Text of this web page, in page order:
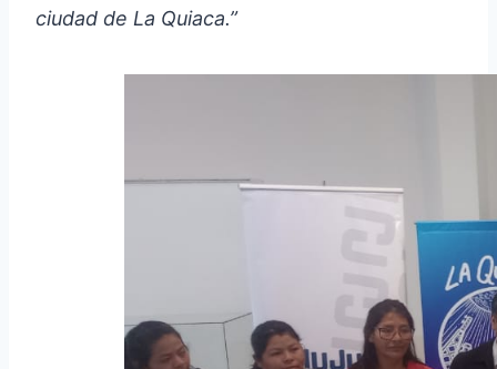
ciudad de La Quiaca.”